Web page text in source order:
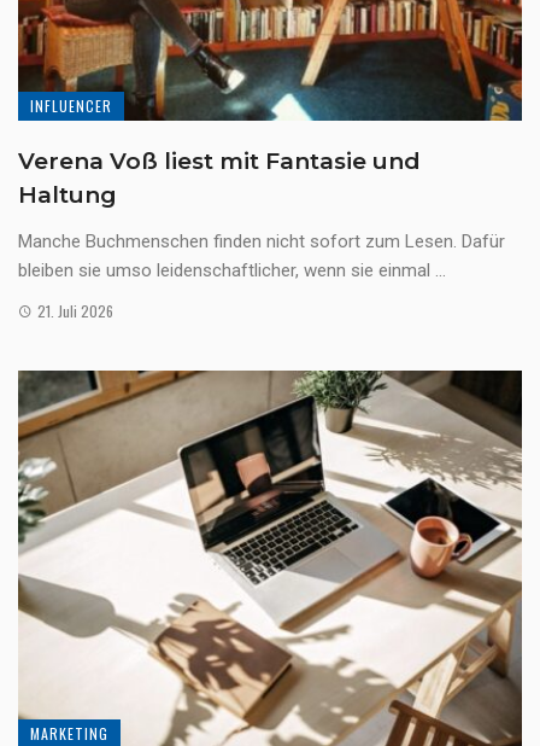
INFLUENCER
Verena Voß liest mit Fantasie und
Haltung
Manche Buchmenschen finden nicht sofort zum Lesen. Dafür
bleiben sie umso leidenschaftlicher, wenn sie einmal ...
21. Juli 2026
MARKETING